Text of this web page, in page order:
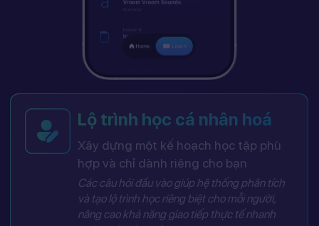
Lộ trình học cá nhân hoá
Xây dựng một kế hoạch học tập phù
hợp và chỉ dành riêng cho bạn
Các câu hỏi đầu vào giúp hệ thống phân tích
và tạo lộ trình học riêng biệt cho mỗi người,
nâng cao khả năng giao tiếp thực tế nhanh